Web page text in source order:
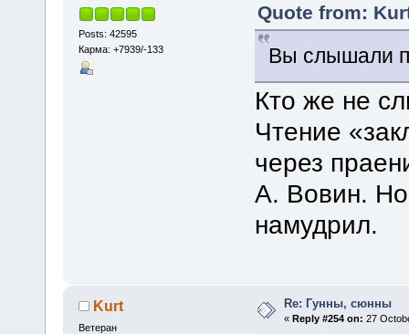
Posts: 42595
Карма: +7939/-133
Quote from:
Вы слышали
Кто же не
Чтение
через
А. Вовин. Но
намудрил.
Kurt
Ветеран
Re: Гунны, сюнны
«Reply #254 on: 27